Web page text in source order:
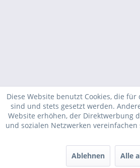
Diese Website benutzt Cookies, die
sind und stets gesetzt werden.
Website erhöhen, der Direktwerbung
und sozialen Netzwerken
Ablehnen Alle